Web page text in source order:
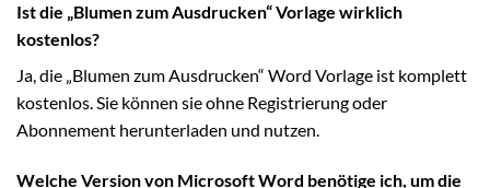
Ist die „Blumen zum Ausdrucken“ Vorlage wirklich
kostenlos?
Ja, die „Blumen zum Ausdrucken“ Word Vorlage ist komplett
kostenlos. Sie können sie ohne Registrierung oder
Abonnement herunterladen und nutzen.
Welche Version von Microsoft Word benötige ich, um die